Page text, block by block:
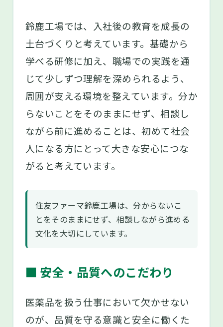
鈴鹿工場では、入社後の教育を成長の
土台づくりと考えています。基礎から
学べる研修に加え、職場での実践を通
じて少しずつ理解を深められるよう、
周囲が支える環境を整えています。分か
らないことをそのままにせず、相談し
ながら前に進めることは、初めて社会
人になる方にとって大きな安心につな
がると考えています。
住友ファーマ鈴鹿工場は、分からないこ
とをそのままにせず、相談しながら進める
文化を大切にしています。
■ 安全・品質へのこだわり
医薬品を扱う仕事において欠かせない
のが、品質を守る意識と安全に働くた